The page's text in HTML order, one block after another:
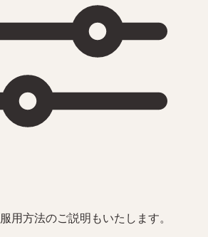
用方法のご説明もいたします。